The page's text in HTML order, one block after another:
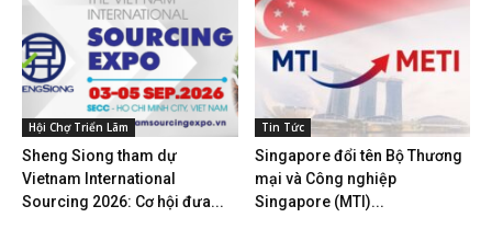
Hội Chợ Triển Lãm
Sheng Siong tham dự
Vietnam International
Sourcing 2026: Cơ hội đưa...
Tin Tức
Singapore đổi tên Bộ Thương
mại và Công nghiệp
Singapore (MTI)...